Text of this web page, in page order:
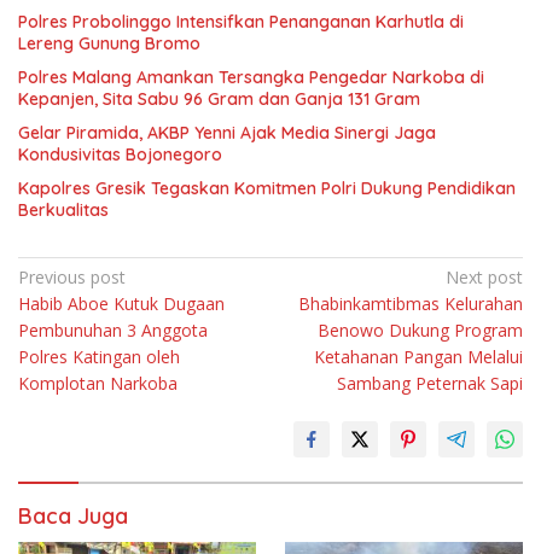
Polres Probolinggo Intensifkan Penanganan Karhutla di
Lereng Gunung Bromo
Polres Malang Amankan Tersangka Pengedar Narkoba di
Kepanjen, Sita Sabu 96 Gram dan Ganja 131 Gram
Gelar Piramida, AKBP Yenni Ajak Media Sinergi Jaga
Kondusivitas Bojonegoro
Kapolres Gresik Tegaskan Komitmen Polri Dukung Pendidikan
Berkualitas
Navigasi
pos
Previous post
Habib Aboe Kutuk Dugaan
Pembunuhan 3 Anggota
Polres Katingan oleh
Komplotan Narkoba
Next post
Bhabinkamtibmas Kelurahan
Benowo Dukung Program
Ketahanan Pangan Melalui
Sambang Peternak Sapi
Baca Juga